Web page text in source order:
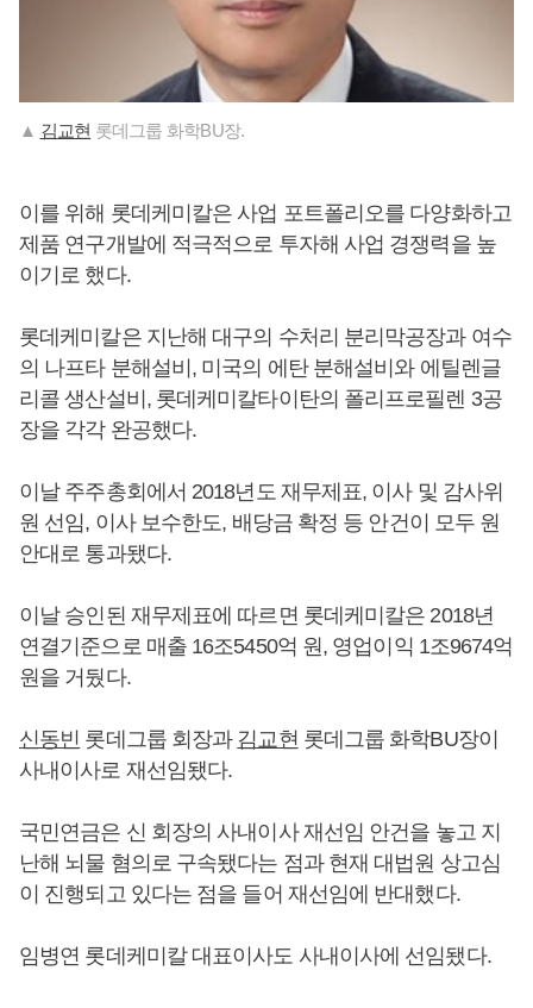
▲ 김교현 롯데그룹 화학BU장.
이를 위해 롯데케미칼은 사업 포트폴리오를 다양화하고
제품 연구개발에 적극적으로 투자해 사업 경쟁력을 높
이기로 했다.
롯데케미칼은 지난해 대구의 수처리 분리막공장과 여수
의 나프타 분해설비, 미국의 에탄 분해설비와 에틸렌글
리콜 생산설비, 롯데케미칼타이탄의 폴리프로필렌 3공
장을 각각 완공했다.
이날 주주총회에서 2018년도 재무제표, 이사 및 감사위
원 선임, 이사 보수한도, 배당금 확정 등 안건이 모두 원
안대로 통과됐다.
이날 승인된 재무제표에 따르면 롯데케미칼은 2018년
연결기준으로 매출 16조5450억 원, 영업이익 1조9674억
원을 거뒀다.
신동빈 롯데그룹 회장과 김교현 롯데그룹 화학BU장이
사내이사로 재선임됐다.
국민연금은 신 회장의 사내이사 재선임 안건을 놓고 지
난해 뇌물 혐의로 구속됐다는 점과 현재 대법원 상고심
이 진행되고 있다는 점을 들어 재선임에 반대했다.
임병연 롯데케미칼 대표이사도 사내이사에 선임됐다.